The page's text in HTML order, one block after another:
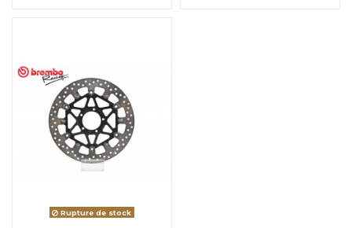
Rupture de stock